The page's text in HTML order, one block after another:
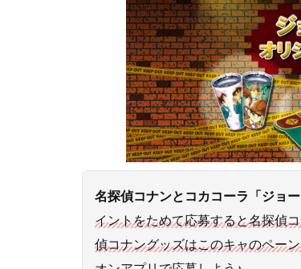
名探偵コナンとコカコーラ「ジョ
イントをためて応募すると名探偵
偵コナングッズはこのキャのペー